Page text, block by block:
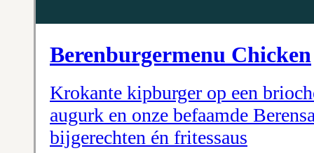
Berenburgermenu Chicken
Krokante kipburger op een
augurk en onze befaamde
bijgerechten én fritessaus